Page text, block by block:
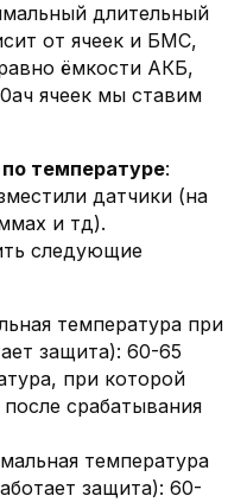
длительный
от ячеек и БМС,
ёмкости АКБ,
ячеек мы ставим
температуре:
датчики (на
и тд).
следующие
температура при
защита): 60-65
при которой
срабатывания
температура
защита): 60-